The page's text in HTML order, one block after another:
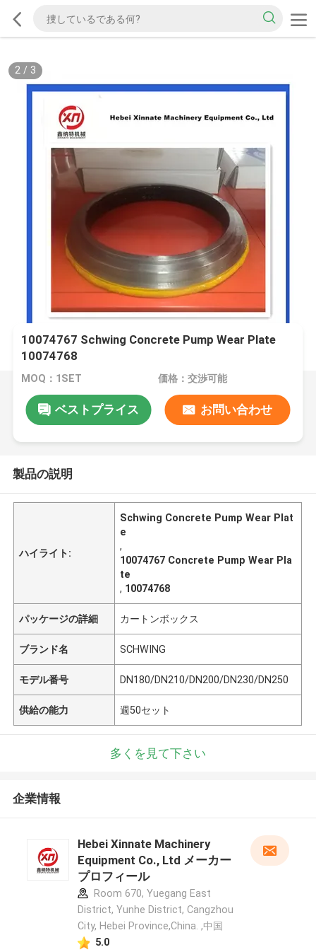
2/ 3
10074767 Schwing Concrete Pump Wear Plate
10074768
MOQ：1SET 価格：交渉可能
ベストプライス お問い合わせ
製品の説明
ハイライト:
Schwing Concrete Pump Wear Plat
e
,
10074767 Concrete Pump Wear Pla
te
, 10074768
パッケージの詳細 カートンボックス
ブランド名 SCHWING
モデル番号 DN180/DN210/DN200/DN230/DN250
供給の能力 週50セット
多くを見て下さい
企業情報
Hebei Xinnate Machinery
Equipment Co., Ltd メーカー
プロフィール
Room 670, Yuegang East
District, Yunhe District, Cangzhou
City, Hebei Province,China. ,中国
5.0